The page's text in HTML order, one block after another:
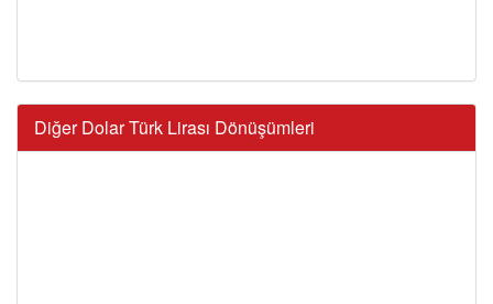
Diğer Dolar Türk Lirası Dönüşümleri